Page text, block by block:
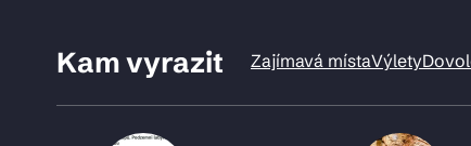
Kam vyrazit Zajímavá místaVýlety